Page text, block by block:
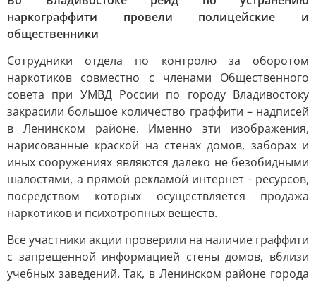
наркограффити провели полицейские и
общественники
Сотрудники отдела по контролю за оборотом
наркотиков совместно с членами Общественного
совета при УМВД России по городу Владивостоку
закрасили большое количество граффити – надписей
в Ленинском районе. Именно эти изображения,
нарисованные краской на стенах домов, заборах и
иных сооружениях являются далеко не безобидными
шалостями, а прямой рекламой интернет - ресурсов,
посредством которых осуществляется продажа
наркотиков и психотропных веществ.
Все участники акции проверили на наличие граффити
с запрещенной информацией стены домов, вблизи
учебных заведений. Так, в Ленинском районе города